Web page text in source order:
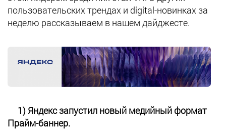
пользовательских трендах и digital-новинках за
неделю рассказываем в нашем дайджесте.
1) Яндекс запустил новый медийный формат
Прайм-баннер.